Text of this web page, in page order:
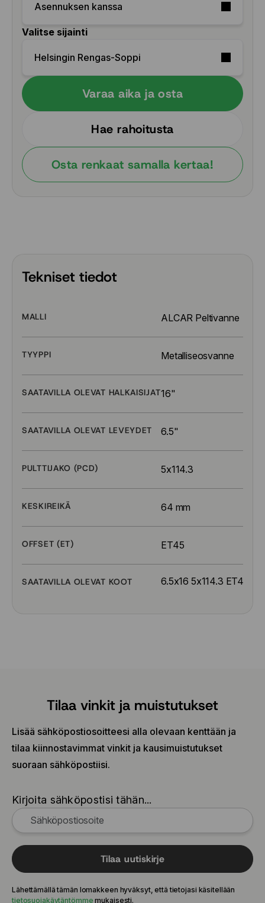
Asennuksen kanssa
Valitse sijainti
Helsingin Rengas-Soppi
Varaa aika ja osta
Hae rahoitusta
Osta renkaat samalla kertaa!
Tekniset tiedot
MALLI ALCAR Peltivanne
TYYPPI Metalliseosvanne
SAATAVILLA OLEVAT HALKAISIJAT16"
SAATAVILLA OLEVAT LEVEYDET 6.5"
PULTTIJAKO (PCD) 5x114.3
KESKIREIKÄ 64 mm
OFFSET (ET) ET45
SAATAVILLA OLEVAT KOOT 6.5x16 5x114.3 ET45
Tilaa vinkit ja muistutukset
Lisää sähköpostiosoitteesi alla olevaan kenttään ja
tilaa kiinnostavimmat vinkit ja kausimuistutukset
suoraan sähköpostiisi.
Kirjoita sähköpostisi tähän...
Tilaa uutiskirje
Lähettämällä tämän lomakkeen hyväksyt, että tietojasi käsitellään
tietosuojakäytäntömme mukaisesti.